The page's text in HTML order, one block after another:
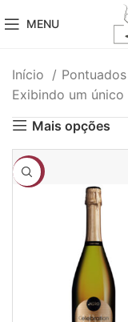
MENU
Início Pontuados
Exibindo um
Mais opções
-25%